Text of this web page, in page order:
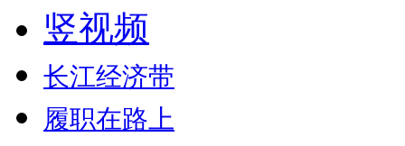
竖视频
长江经济带
履职在路上